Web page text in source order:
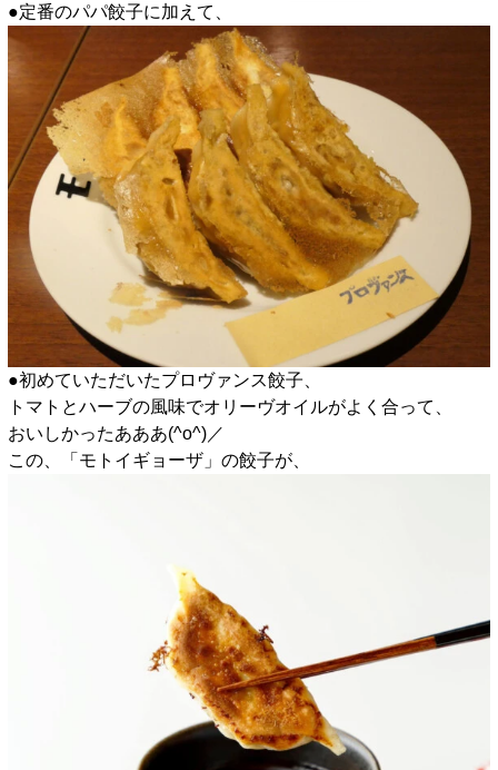
●定番のパパ餃子に加えて、
●初めていただいたプロヴァンス餃子、
トマトとハーブの風味でオリーヴオイルがよく合って、
おいしかったあああ(^o^)／
この、「モトイギョーザ」の餃子が、